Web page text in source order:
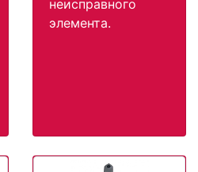
неисправного
элемента.